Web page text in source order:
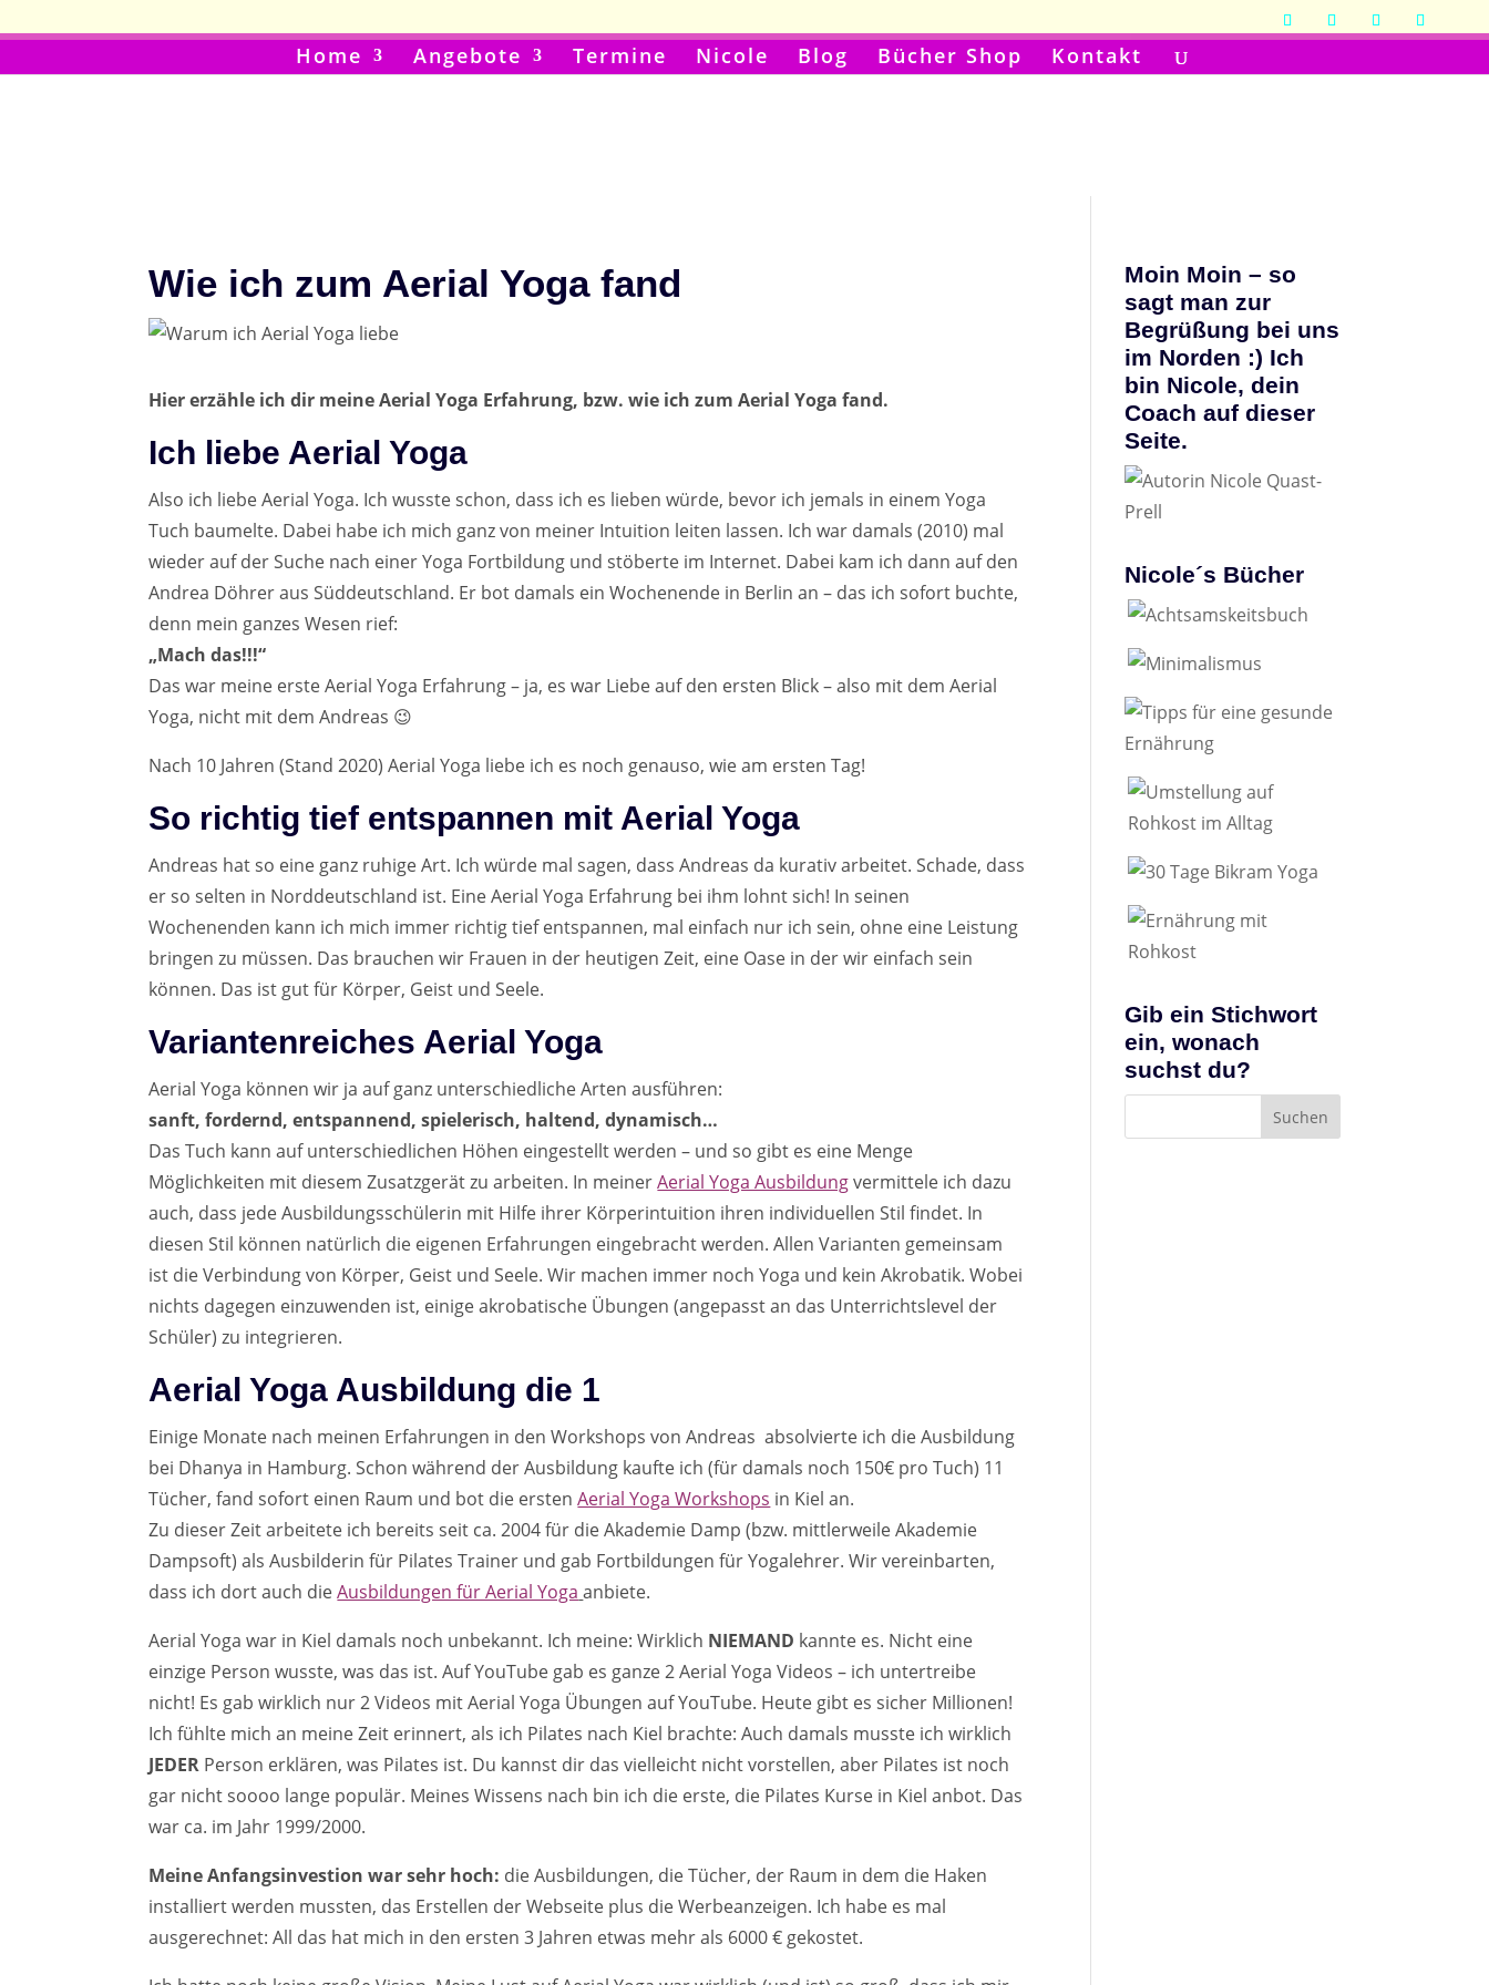
Home Angebote Termine Nicole Blog Bücher Shop Kontakt
Wie ich zum Aerial Yoga fand
Hier erzähle ich dir meine Aerial Yoga Erfahrung, bzw. wie ich zum Aerial Yoga fand.
Ich liebe Aerial Yoga
Also ich liebe Aerial Yoga. Ich wusste schon, dass ich es lieben würde, bevor ich jemals in einem Yoga
Tuch baumelte. Dabei habe ich mich ganz von meiner Intuition leiten lassen. Ich war damals (2010) mal
wieder auf der Suche nach einer Yoga Fortbildung und stöberte im Internet. Dabei kam ich dann auf den
Andrea Döhrer aus Süddeutschland. Er bot damals ein Wochenende in Berlin an – das ich sofort buchte,
denn mein ganzes Wesen rief:
„Mach das!!!“
Das war meine erste Aerial Yoga Erfahrung – ja, es war Liebe auf den ersten Blick – also mit dem Aerial
Yoga, nicht mit dem Andreas 😉
Nach 10 Jahren (Stand 2020) Aerial Yoga liebe ich es noch genauso, wie am ersten Tag!
So richtig tief entspannen mit Aerial Yoga
Andreas hat so eine ganz ruhige Art. Ich würde mal sagen, dass Andreas da kurativ arbeitet. Schade, dass
er so selten in Norddeutschland ist. Eine Aerial Yoga Erfahrung bei ihm lohnt sich! In seinen
Wochenenden kann ich mich immer richtig tief entspannen, mal einfach nur ich sein, ohne eine Leistung
bringen zu müssen. Das brauchen wir Frauen in der heutigen Zeit, eine Oase in der wir einfach sein
können. Das ist gut für Körper, Geist und Seele.
Variantenreiches Aerial Yoga
Aerial Yoga können wir ja auf ganz unterschiedliche Arten ausführen:
sanft, fordernd, entspannend, spielerisch, haltend, dynamisch…
Das Tuch kann auf unterschiedlichen Höhen eingestellt werden – und so gibt es eine Menge
Möglichkeiten mit diesem Zusatzgerät zu arbeiten. In meinerAerial Yoga Ausbildungvermittele ich dazu
auch, dass jede Ausbildungsschülerin mit Hilfe ihrer Körperintuition ihren individuellen Stil findet. In
diesen Stil können natürlich die eigenen Erfahrungen eingebracht werden. Allen Varianten gemeinsam
ist die Verbindung von Körper, Geist und Seele. Wir machen immer noch Yoga und kein Akrobatik. Wobei
nichts dagegen einzuwenden ist, einige akrobatische Übungen (angepasst an das Unterrichtslevel der
Schüler) zu integrieren.
Aerial Yoga Ausbildung die 1
Einige Monate nach meinen Erfahrungen in den Workshops von Andreas absolvierte ich die Ausbildung
bei Dhanya in Hamburg. Schon während der Ausbildung kaufte ich (für damals noch 150€ pro Tuch) 11
Tücher, fand sofort einen Raum und bot die erstenAerial Yoga Workshops in Kiel an.
Zu dieser Zeit arbeitete ich bereits seit ca. 2004 für die Akademie Damp (bzw. mittlerweile Akademie
Dampsoft) als Ausbilderin für Pilates Trainer und gab Fortbildungen für Yogalehrer. Wir vereinbarten,
dass ich dort auch dieAusbildungen für Aerial Yoga anbiete.
Aerial Yoga war in Kiel damals noch unbekannt. Ich meine: Wirklich NIEMAND kannte es. Nicht eine
einzige Person wusste, was das ist. Auf YouTube gab es ganze 2 Aerial Yoga Videos – ich untertreibe
nicht! Es gab wirklich nur 2 Videos mit Aerial Yoga Übungen auf YouTube. Heute gibt es sicher Millionen!
Ich fühlte mich an meine Zeit erinnert, als ich Pilates nach Kiel brachte: Auch damals musste ich wirklich
JEDER Person erklären, was Pilates ist. Du kannst dir das vielleicht nicht vorstellen, aber Pilates ist noch
gar nicht soooo lange populär. Meines Wissens nach bin ich die erste, die Pilates Kurse in Kiel anbot. Das
war ca. im Jahr 1999/2000.
Meine Anfangsinvestion war sehr hoch: die Ausbildungen, die Tücher, der Raum in dem die Haken
installiert werden mussten, das Erstellen der Webseite plus die Werbeanzeigen. Ich habe es mal
ausgerechnet: All das hat mich in den ersten 3 Jahren etwas mehr als 6000 € gekostet.
Moin Moin – so
sagt man zur
Begrüßung bei uns
im Norden :) Ich
bin Nicole, dein
Coach auf dieser
Seite.
Nicole´s Bücher
Gib ein Stichwort
ein, wonach
suchst du?